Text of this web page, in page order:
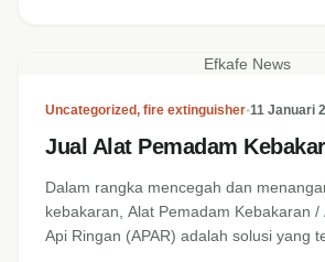
Efkafe News
Uncategorized, fire extinguisher•11 Januari
Jual Alat Pemadam
Dalam rangka mencegah dan
kebakaran, Alat Pemadam Kebakaran /
Api Ringan (APAR) adalah solusi yang